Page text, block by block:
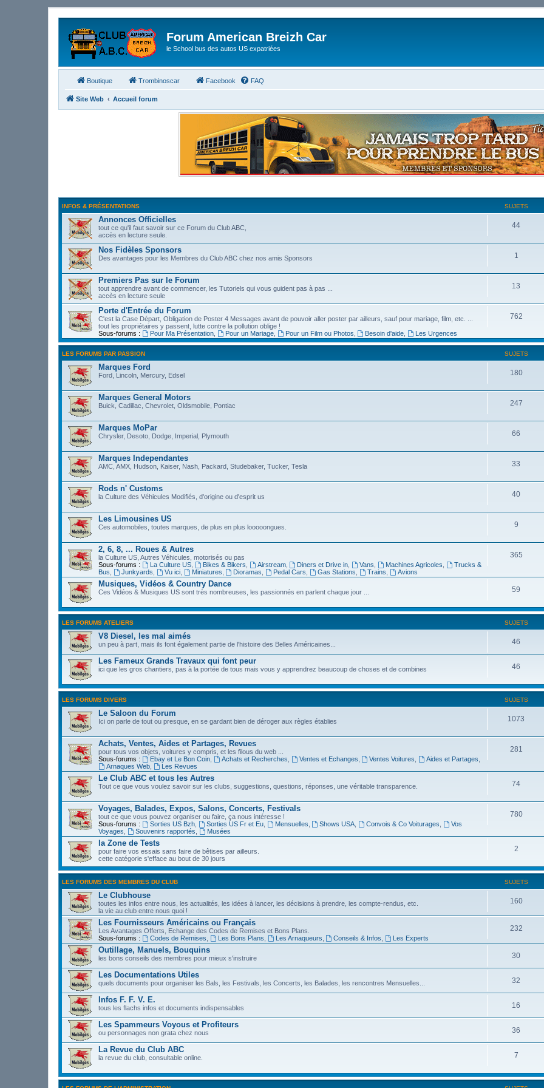
Forum American Breizh Car
le School bus des autos US expatriées
Boutique Trombinoscar Facebook FAQ
Site Web Accueil forum
INFOS & PRÉSENTATIONS SUJETS
Annonces Officielles
tout ce qu'il faut savoir sur ce Forum du Club ABC,
accès en lecture seule.
44
Nos Fidèles Sponsors
Des avantages pour les Membres du Club ABC chez nos amis Sponsors 1
Premiers Pas sur le Forum
tout apprendre avant de commencer, les Tutoriels qui vous guident pas à pas ...
accès en lecture seule
13
Porte d'Entrée du Forum
C'est la Case Départ, Obligation de Poster 4 Messages avant de pouvoir aller poster par ailleurs, sauf pour mariage, film, etc. ...
tout les propriétaires y passent, lutte contre la pollution oblige !
Sous-forums :
Pour Ma Présentation, Pour un Mariage, Pour un Film ou Photos Besoin d'aide Les Urgences
762
LES FORUMS PAR PASSION SUJETS
Marques Ford
Ford, Lincoln, Mercury, Edsel 180
Marques General Motors
Buick, Cadillac, Chevrolet, Oldsmobile, Pontiac 247
Marques MoPar
Chrysler, Desoto, Dodge, Imperial, Plymouth 66
Marques Independantes
AMC, AMX, Hudson, Kaiser, Nash, Packard, Studebaker, Tucker, Tesla 33
Rods n' Customs
la Culture des Véhicules Modifiés, d'origine ou d'esprit us 40
Les Limousines US
Ces automobiles, toutes marques, de plus en plus looooongues. 9
2, 6, 8, ... Roues & Autres
la Culture US, Autres Véhicules, motorisés ou pas
Sous-forums :
La Culture US, Bikes & Bikers Airstream, Diners et Drive in Vans Machines Agricoles
Trucks &
Bus
Junkyards Vu ici, Miniatures Dioramas Pedal Cars Gas Stations Trains Avions
365
Musiques, Vidéos & Country Dance
Ces Vidéos & Musiques US sont très nombreuses, les passionnés en parlent chaque jour ... 59
LES FORUMS ATELIERS SUJETS
V8 Diesel, les mal aimés
un peu à part, mais ils font également partie de l'histoire des Belles Américaines... 46
Les Fameux Grands Travaux qui font peur
ici que les gros chantiers, pas à la portée de tous mais vous y apprendrez beaucoup de choses et de combines 46
LES FORUMS DIVERS SUJETS
Le Saloon du Forum
Ici on parle de tout ou presque, en se gardant bien de déroger aux règles établies 1073
Achats, Ventes, Aides et Partages, Revues
pour tous vos objets, voitures y compris, et les filous du web ...
Sous-forums :
Ebay et Le Bon Coin, Achats et Recherches Ventes et Echanges Ventes Voitures Aides et Partages
Arnaques Web, Les Revues
281
Le Club ABC et tous les Autres
Tout ce que vous voulez savoir sur les clubs, suggestions, questions, réponses, une véritable transparence. 74
Voyages, Balades, Expos, Salons, Concerts, Festivals
tout ce que vous pouvez organiser ou faire, ça nous intéresse !
Sous-forums :
Sorties US Bzh, Sorties US Fr et Eu, Mensuelles Shows USA Convois & Co Voiturages
Vos
Voyages
Souvenirs rapportés Musées
780
la Zone de Tests
pour faire vos essais sans faire de bêtises par ailleurs.
cette catégorie s'efface au bout de 30 jours
2
LES FORUMS DES MEMBRES DU CLUB SUJETS
Le Clubhouse
toutes les infos entre nous, les actualités, les idées à lancer, les décisions à prendre, les compte-rendus, etc.
la vie au club entre nous quoi !
160
Les Fournisseurs Américains ou Français
Les Avantages Offerts, Echange des Codes de Remises et Bons Plans.
Sous-forums :
Codes de Remises Les Bons Plans Les Arnaqueurs Conseils & Infos Les Experts
232
Outillage, Manuels, Bouquins
les bons conseils des membres pour mieux s'instruire 30
Les Documentations Utiles
quels documents pour organiser les Bals, les Festivals, les Concerts, les Balades, les rencontres Mensuelles... 32
Infos F. F. V. E.
tous les flachs infos et documents indispensables 16
Les Spammeurs Voyous et Profiteurs
ou personnages non grata chez nous 36
La Revue du Club ABC
la revue du club, consultable online. 7